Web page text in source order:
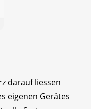
darauf liessen
eigenen Gerätes